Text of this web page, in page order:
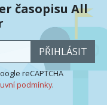
časopisu All
PŘIHLÁSIT
reCAPTCHA
podmínky.